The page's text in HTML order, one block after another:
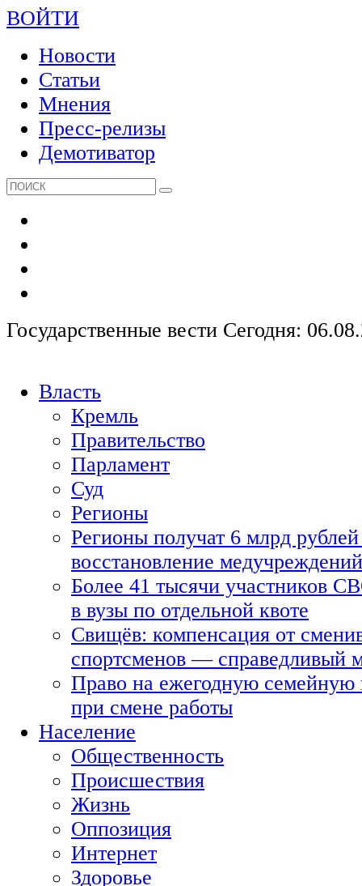
ВОЙТИ
Новости
Статьи
Мнения
Пресс-релизы
Демотиватор
Государственные вести Сегодня:
Власть
Кремль
Правительство
Парламент
Суд
Регионы
Регионы получат 6 млрд рублей
восстановление медучреждений
Более 41 тысячи участников
в вузы по отдельной квоте
Свищёв: компенсация от
спортсменов — справедливый
Право на ежегодную семейную
при смене работы
Население
Общественность
Происшествия
Жизнь
Оппозиция
Интернет
Здоровье